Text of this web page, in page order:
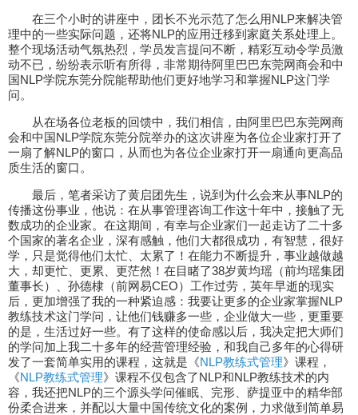
在三个小时的讲座中，团长不光示范了怎么用NLP来解决管
理中的一些实际问题，还将NLP的应用迁移到家庭关系处理上。
整个现场活动气氛热烈，学员发言提问不断，精彩互动令学员激
动不已，纷纷表示听有所得，非常期待阿里巴巴东莞网商会和中
国NLP学院东莞分院能帮助他们更好地学习和掌握NLP这门学
问。
从在场各位老板的回馈中，我们相信，由阿里巴巴东莞网商
会和中国NLP学院东莞分院举办的这次讲座为各位企业家打开了
一扇了解NLP的窗口，从而也为各位企业家打开一扇通向更高品
质生活的窗口。
最后，笔者采访了黄启团先生，说到为什么会来从事NLP的
传播这份事业，他说：在从事管理咨询工作这十年中，接触了无
数成功的企业家。在这期间，有幸与企业家们一起走访了二十多
个国家的著名企业，深有感触，他们大都很成功，有智慧，很好
学，只是觉得他们太忙、太累了！在能力不断提升，事业越做越
大，却更忙、更累、更茫然！在目睹了38岁黄均瑶（前均瑶集团
董事长）、孙德棣（前网易CEO）工作过劳，英年早逝的现实
后，更加增强了我的一种紧迫感：我要让更多的企业家掌握NLP
教练技术这门学问，让他们钱赚多一些，企业做大一些，更重要
的是，生活过好一些。有了这样的使命感以后，我决定把大师们
的学问加上我二十多年的经营管理经验，和我自己多年的心得研
发了一套简单实用的课程，这就是《NLP教练式管理》课程，
《NLP教练式管理》课程不仅包含了NLP和NLP教练技术的内
容，我还把NLP的三个源头学问催眠、完形、萨提亚中的精华部
份柔合进来，并配以大量中国传统文化的案例，力求做到简单易